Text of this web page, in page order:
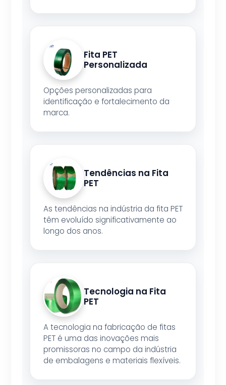
Fita PET
Personalizada
Opções personalizadas para
identificação e fortalecimento da
marca.
Tendências na Fita
PET
As tendências na indústria da fita PET
têm evoluído significativamente ao
longo dos anos.
Tecnologia na Fita
PET
A tecnologia na fabricação de fitas
PET é uma das inovações mais
promissoras no campo da indústria
de embalagens e materiais flexíveis.